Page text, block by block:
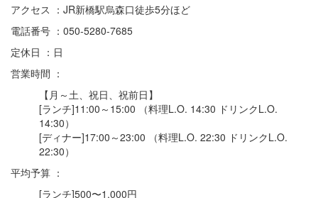
アクセス ：JR新橋駅烏森口徒歩5分ほど
電話番号 ：050-5280-7685
定休日 ：日
営業時間 ：
【月～土、祝日、祝前日】
[ランチ]11:00～15:00 （料理L.O. 14:30 ドリンクL.O.
14:30）
[ディナー]17:00～23:00 （料理L.O. 22:30 ドリンクL.O.
22:30）
平均予算 ：
[ランチ]500〜1,000円